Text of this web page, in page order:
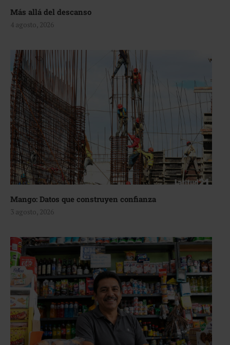
Más allá del descanso
4 agosto, 2026
Mango: Datos que construyen confianza
3 agosto, 2026